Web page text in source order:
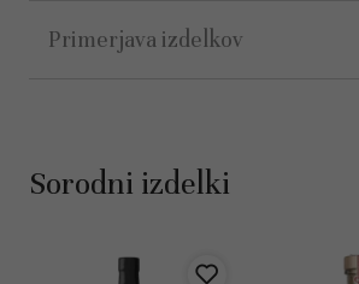
Primerjava izdelkov
Sorodni izdelki